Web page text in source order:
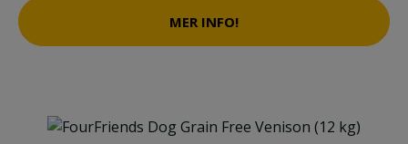
MER INFO!